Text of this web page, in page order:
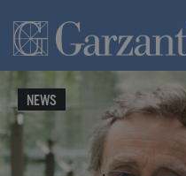
NEWS